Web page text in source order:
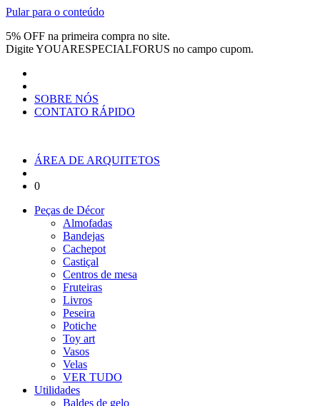
Pular para o conteúdo
5% OFF na primeira compra no site.
DigiteYOUARESPECIALFORUS no campo cupom.
SOBRE NÓS
CONTATO RÁPIDO
ÁREA DE ARQUITETOS
0
Peças de Décor
Almofadas
Bandejas
Cachepot
Castiçal
Centros de mesa
Fruteiras
Livros
Peseira
Potiche
Toy art
Vasos
Velas
VER TUDO
Utilidades
Baldes de gelo